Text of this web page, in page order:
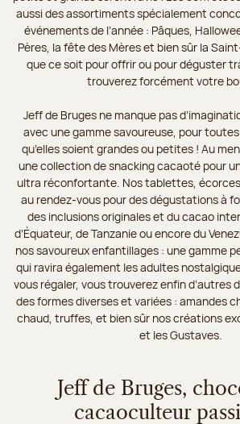
aussi des assortiments spécialement
événements de l’année : Pâques,
Pères, la fête des Mères et bien sûr la
que ce soit pour offrir ou pour déguster
trouverez forcément votre
Jeff de Bruges ne manque pas
avec une gamme savoureuse, pour
qu’elles soient grandes ou petites ! Au
une collection de snacking cacaoté pour
ultra réconfortante. Nos tablettes,
au rendez-vous pour des dégustations à
des inclusions originales et du cacao
d’Équateur, de Tanzanie ou encore du
nos savoureux enfantillages : une gamme
qui ravira également les adultes
vous régaler, vous trouverez enfin d’autres
des formes diverses et variées : amandes
chaud, truffes, et bien sûr nos créations
et les Gustaves.
Jeff de Bruges,
cacaoculteur